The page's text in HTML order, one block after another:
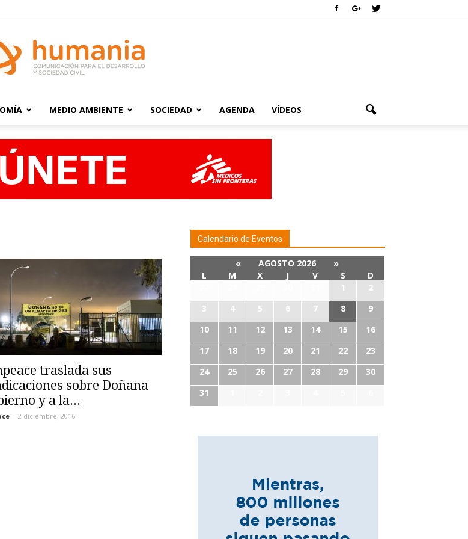
MEDIO AMBIENTE SOCIEDAD AGENDA VÍDEOS
traslada sus
sobre Doñana
y a la...
- 2 diciembre, 2016
Calendario de Eventos
« AGOSTO 2026
»
L
M X J V S
D
1
2
3
4 5 6 7 8
9
10
11 12 13 14 15
16
17
18 19 20 21 22
23
24
25 26 27 28 29
30
31